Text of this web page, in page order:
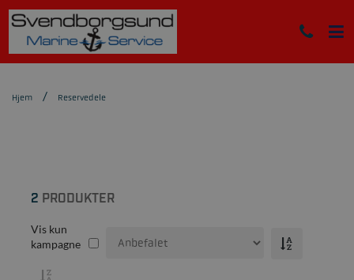
Hjem Reservedele
2 PRODUKTER
Vis kun
kampagne